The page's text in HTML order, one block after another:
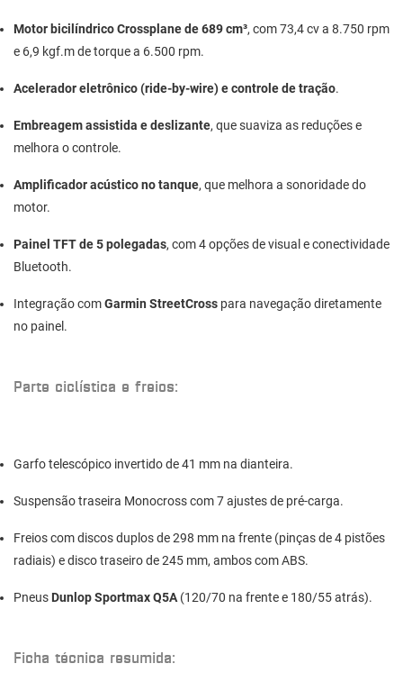
Motor bicilíndrico Crossplane de 689 cm³, com 73,4 cv a 8.750 rpm
e 6,9 kgf.m de torque a 6.500 rpm.
Acelerador eletrônico (ride-by-wire) e controle de tração.
Embreagem assistida e deslizante, que suaviza as reduções e
melhora o controle.
Amplificador acústico no tanque, que melhora a sonoridade do
motor.
Painel TFT de 5 polegadas, com 4 opções de visual e conectividade
Bluetooth.
Integração comGarmin StreetCross para navegação diretamente
no painel.
Parte ciclística e freios:
Garfo telescópico invertido de 41 mm na dianteira.
Suspensão traseira Monocross com 7 ajustes de pré-carga.
Freios com discos duplos de 298 mm na frente (pinças de 4 pistões
radiais) e disco traseiro de 245 mm, ambos com ABS.
Pneus Dunlop Sportmax Q5A (120/70 na frente e 180/55 atrás).
Ficha técnica resumida: